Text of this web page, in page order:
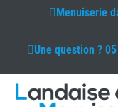
Menuiserie
Une question ?